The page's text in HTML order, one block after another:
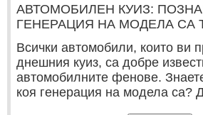
АВТОМОБИЛЕН КУИЗ:
ГЕНЕРАЦИЯ НА МОДЕЛА СА
Всички автомобили, които ви
днешния куиз, са добре
автомобилните фенове.
коя генерация на модела са?